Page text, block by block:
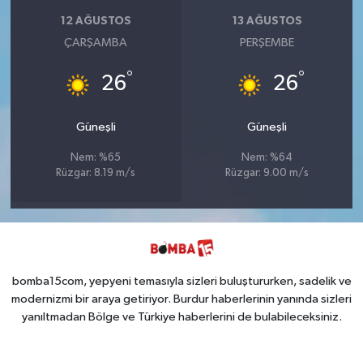
12 AĞUSTOS
ÇARŞAMBA
26°
Güneşli
Nem: %65
Rüzgar: 8.19 m/s
13 AĞUSTOS
PERŞEMBE
26°
Güneşli
Nem: %64
Rüzgar: 9.00 m/s
bomba15com, yepyeni temasıyla sizleri buluştururken, sadelik ve
modernizmi bir araya getiriyor. Burdur haberlerinin yanında sizleri
yanıltmadan Bölge ve Türkiye haberlerini de bulabileceksiniz.